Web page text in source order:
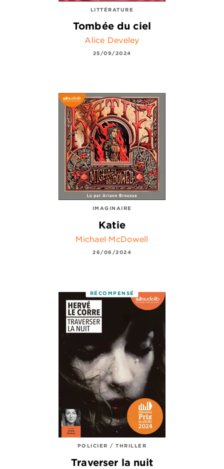
LITTÉRATURE
Tombée du ciel
Alice Develey
25/09/2024
IMAGINAIRE
Katie
Michael McDowell
26/06/2024
RÉCOMPENSÉ
POLICIER / THRILLER
Traverser la nuit